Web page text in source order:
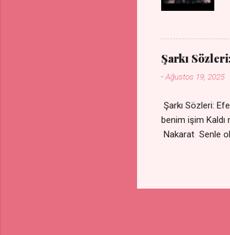
Şarkı
-Ağustos 19, 2025
Şarkı Sözleri:
benim işim
Nakarat Senle
Yok ki dini